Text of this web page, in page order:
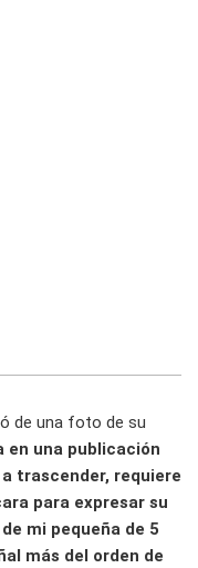
de una foto de su
en una publicación
trascender, requiere
para expresar su
mi pequeña de 5
más del orden de